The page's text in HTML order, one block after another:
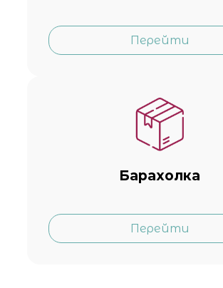
Перейти
Барахолка
Перейти